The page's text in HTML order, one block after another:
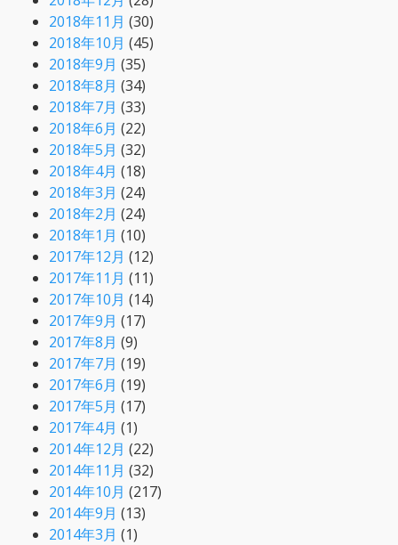
2018年11月 (30)
2018年10月 (45)
2018年9月 (35)
2018年8月 (34)
2018年7月 (33)
2018年6月 (22)
2018年5月 (32)
2018年4月 (18)
2018年3月 (24)
2018年2月 (24)
2018年1月 (10)
2017年12月 (12)
2017年11月 (11)
2017年10月 (14)
2017年9月 (17)
2017年8月 (9)
2017年7月 (19)
2017年6月 (19)
2017年5月 (17)
2017年4月 (1)
2014年12月 (22)
2014年11月 (32)
2014年10月 (217)
2014年9月 (13)
2014年3月 (1)